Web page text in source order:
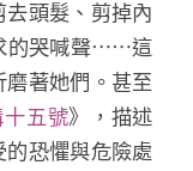
去頭髮、剪掉內
的哭喊聲⋯⋯這
著她們。甚至
五號》，描述
恐懼與危險處